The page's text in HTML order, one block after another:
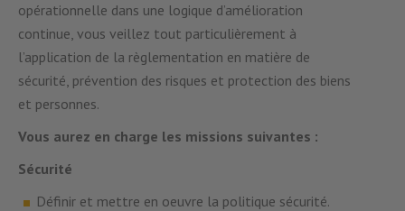
opérationnelle dans une logique d’amélioration
continue, vous veillez tout particulièrement à
l’application de la règlementation en matière de
sécurité, prévention des risques et protection des biens
et personnes.
Vous aurez en charge les missions suivantes :
Sécurité
Définir et mettre en oeuvre la politique sécurité.